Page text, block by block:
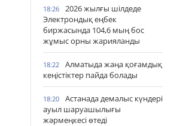
18:26
2026 жылғы шілдеде
Электрондық еңбек
биржасында 104,6 мың бос
жұмыс орны жарияланды
18:22
Алматыда жаңа қоғамдық
кеңістіктер пайда болады
18:20
Астанада демалыс күндері
ауыл шаруашылығы
жәрмеңкесі өтеді